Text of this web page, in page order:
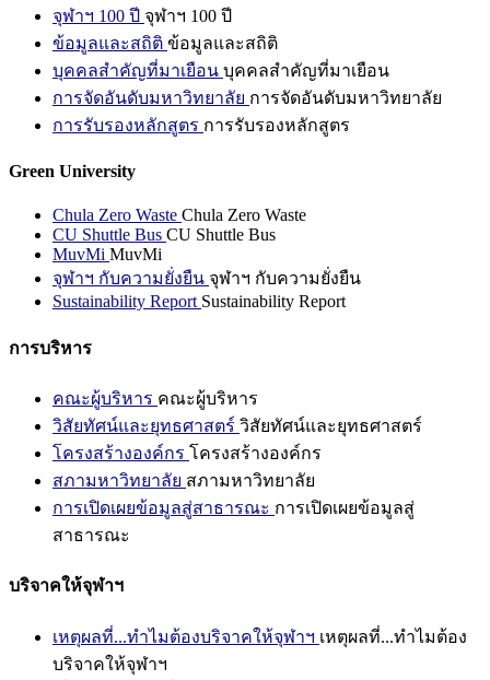
จุฬาฯ 100 ปี จุฬาฯ 100 ปี
ข้อมูลและสถิติ ข้อมูลและสถิติ
บุคคลสำคัญที่มาเยือน บุคคลสำคัญที่มาเยือน
การจัดอันดับมหาวิทยาลัย การจัดอันดับมหาวิทยาลัย
การรับรองหลักสูตร การรับรองหลักสูตร
Green University
Chula Zero Waste Chula Zero Waste
CU Shuttle Bus CU Shuttle Bus
MuvMi MuvMi
จุฬาฯ กับความยั่งยืน จุฬาฯ กับความยั่งยืน
Sustainability Report Sustainability Report
การบริหาร
คณะผู้บริหาร คณะผู้บริหาร
วิสัยทัศน์และยุทธศาสตร์ วิสัยทัศน์และยุทธศาสตร์
โครงสร้างองค์กร โครงสร้างองค์กร
สภามหาวิทยาลัย สภามหาวิทยาลัย
การเปิดเผยข้อมูลสู่สาธารณะ การเปิดเผยข้อมูลสู่
สาธารณะ
บริจาคให้จุฬาฯ
เหตุผลที่...ทำไมต้องบริจาคให้จุฬาฯ เหตุผลที่...ทำไมต้อง
บริจาคให้จุฬาฯ